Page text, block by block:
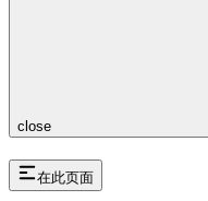
close
在此页面